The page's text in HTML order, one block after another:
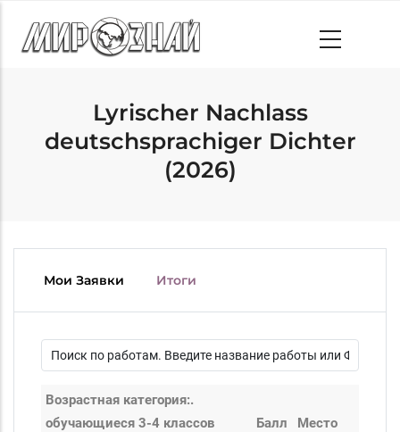
main
Lyrischer Nachlass
deutschsprachiger Dichter
(2026)
Мои Заявки Итоги
Возрастная категория:.
обучающиеся 3-4 классов
Балл
Место